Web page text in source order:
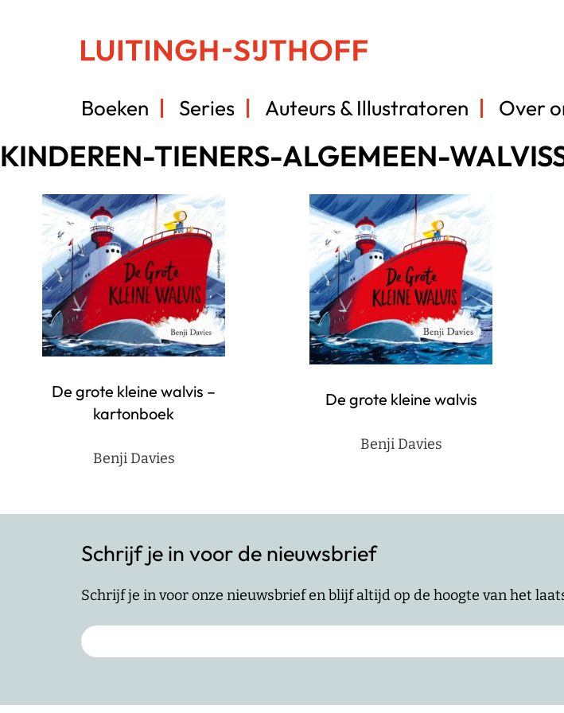
Boeken Series Auteurs & Illustratoren Over
KINDEREN-TIENERS-ALGEMEEN-
De grote kleine walvis –
kartonboek
Benji Davies
De grote kleine walvis
Benji Davies
Schrijf je in voor de nieuwsbrief
Schrijf je in voor onze nieuwsbrief en blijf altijd op de hoogte van het